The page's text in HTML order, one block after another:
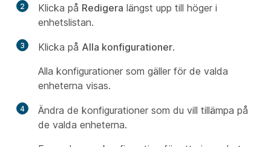
2 Klicka på Redigera längst upp till höger i
enhetslistan.
3 Klicka på Alla konfigurationer.
Alla konfigurationer som gäller för de valda
enheterna visas.
4
Ändra de konfigurationer som du vill tillämpa på
de valda enheterna.